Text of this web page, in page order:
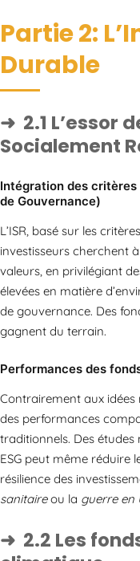
Partie 2:
Durable
2.1 L’essor
Socialement
Intégration des critères
de Gouvernance)
L’ISR, basé sur les
investisseurs cherchent
valeurs, en privilégiant
élevées en matière
de gouvernance. Des
gagnent du terrain.
Performances des
Contrairement aux idées
des performances
traditionnels. Des
ESG peut même réduire
résilience des
sanitaireou la guerre en
2.2 Les